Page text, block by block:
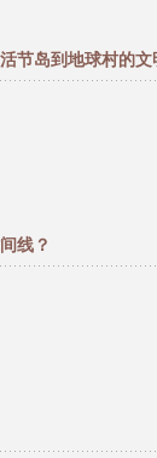
节岛到地球村的
线？